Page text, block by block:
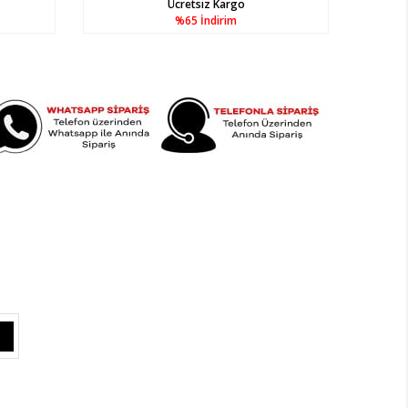
%65 İndirim
Ücretsiz Kargo